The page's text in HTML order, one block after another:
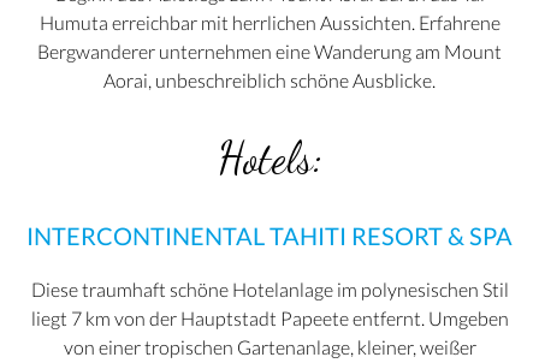
Humuta erreichbar mit herrlichen Aussichten. Erfahrene
Bergwanderer unternehmen eine Wanderung am Mount
Aorai, unbeschreiblich schöne Ausblicke.
Hotels:
INTERCONTINENTAL TAHITI RESORT & SPA
Diese traumhaft schöne Hotelanlage im polynesischen Stil
liegt 7 km von der Hauptstadt Papeete entfernt. Umgeben
von einer tropischen Gartenanlage, kleiner, weißer